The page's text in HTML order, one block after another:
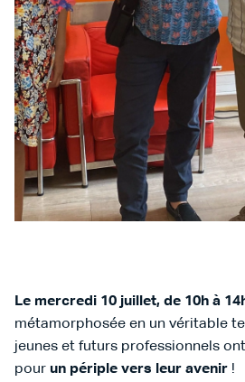
Le mercredi 10 juillet, de 10h à
métamorphosée en un véritable
jeunes et futurs professionnels
pour un périple vers leur avenir !